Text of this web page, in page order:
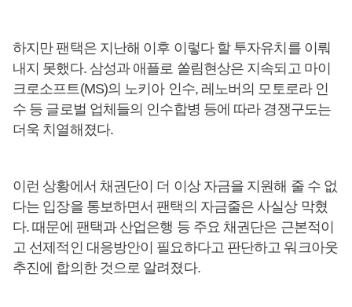
하지만 팬택은 지난해 이후 이렇다 할 투자유치를 이뤄
내지 못했다. 삼성과 애플로 쏠림현상은 지속되고 마이
크로소프트(MS)의 노키아 인수, 레노버의 모토로라 인
수 등 글로벌 업체들의 인수합병 등에 따라 경쟁구도는
더욱 치열해졌다.
이런 상황에서 채권단이 더 이상 자금을 지원해 줄 수 없
다는 입장을 통보하면서 팬택의 자금줄은 사실상 막혔
다. 때문에 팬택과 산업은행 등 주요 채권단은 근본적이
고 선제적인 대응방안이 필요하다고 판단하고 워크아웃
추진에 합의한 것으로 알려졌다.